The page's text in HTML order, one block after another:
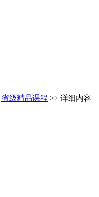
省级精品课程 >> 详细内容